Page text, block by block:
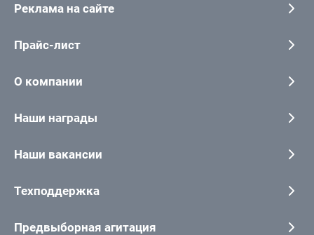
Реклама на сайте
Прайс-лист
О компании
Наши награды
Наши вакансии
Техподдержка
Предвыборная агитация